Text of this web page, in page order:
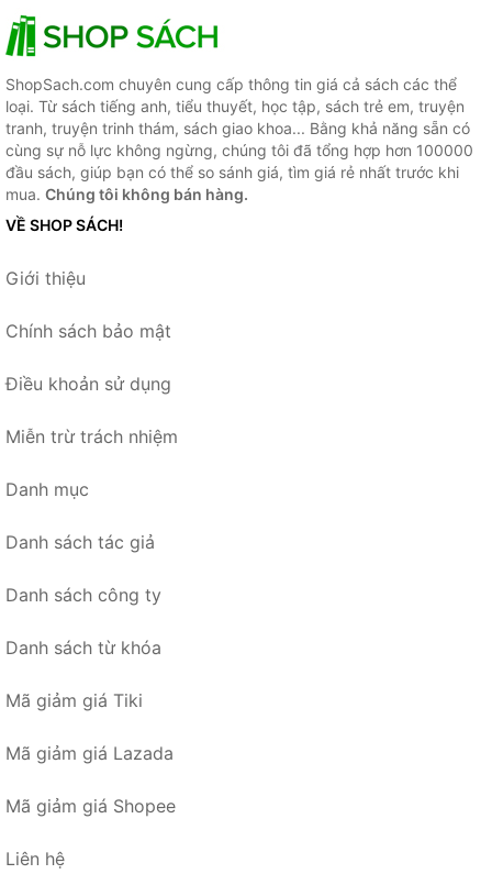
ShopSach.com chuyên cung cấp thông tin giá cả sách các thể
loại. Từ sách tiếng anh, tiểu thuyết, học tập, sách trẻ em, truyện
tranh, truyện trinh thám, sách giao khoa... Bằng khả năng sẵn có
cùng sự nỗ lực không ngừng, chúng tôi đã tổng hợp hơn 100000
đầu sách, giúp bạn có thể so sánh giá, tìm giá rẻ nhất trước khi
mua. Chúng tôi không bán hàng.
VỀ SHOP SÁCH!
Giới thiệu
Chính sách bảo mật
Điều khoản sử dụng
Miễn trừ trách nhiệm
Danh mục
Danh sách tác giả
Danh sách công ty
Danh sách từ khóa
Mã giảm giá Tiki
Mã giảm giá Lazada
Mã giảm giá Shopee
Liên hệ